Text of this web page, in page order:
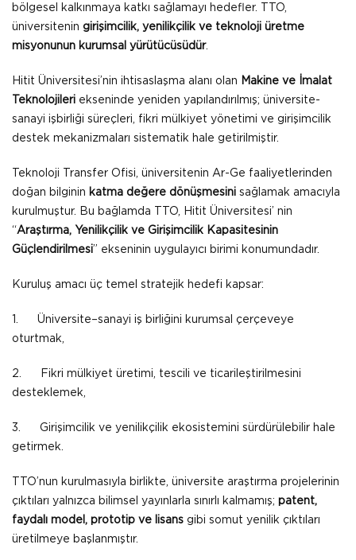
bölgesel kalkınmaya katkı sağlamayı hedefler. TTO,
üniversitenin girişimcilik, yenilikçilik ve teknoloji üretme
misyonunun kurumsal yürütücüsüdür.
Hitit Üniversitesi’nin ihtisaslaşma alanı olan Makine ve İmalat
Teknolojileri ekseninde yeniden yapılandırılmış; üniversite-
sanayi işbirliği süreçleri, fikri mülkiyet yönetimi ve girişimcilik
destek mekanizmaları sistematik hale getirilmiştir.
Teknoloji Transfer Ofisi, üniversitenin Ar-Ge faaliyetlerinden
doğan bilginin katma değere dönüşmesini sağlamak amacıyla
kurulmuştur. Bu bağlamda TTO, Hitit Üniversitesi’ nin
“Araştırma, Yenilikçilik ve Girişimcilik Kapasitesinin
Güçlendirilmesi” ekseninin uygulayıcı birimi konumundadır.
Kuruluş amacı üç temel stratejik hedefi kapsar:
1. Üniversite–sanayi iş birliğini kurumsal çerçeveye
oturtmak,
2. Fikri mülkiyet üretimi, tescili ve ticarileştirilmesini
desteklemek,
3. Girişimcilik ve yenilikçilik ekosistemini sürdürülebilir hale
getirmek.
TTO’nun kurulmasıyla birlikte, üniversite araştırma projelerinin
çıktıları yalnızca bilimsel yayınlarla sınırlı kalmamış; patent,
faydalı model, prototip ve lisans gibi somut yenilik çıktıları
üretilmeye başlanmıştır.